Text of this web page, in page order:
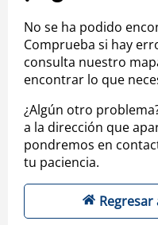
No se ha podido
Comprueba si hay
consulta nuestro
encontrar lo que
¿Algún otro
a la dirección que
pondremos en
tu paciencia.